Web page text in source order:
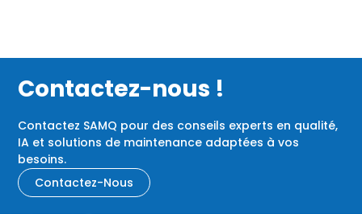
Contactez-nous !
Contactez SAMQ pour des conseils experts en qualité,
IA et solutions de maintenance adaptées à vos
besoins.
Contactez-Nous